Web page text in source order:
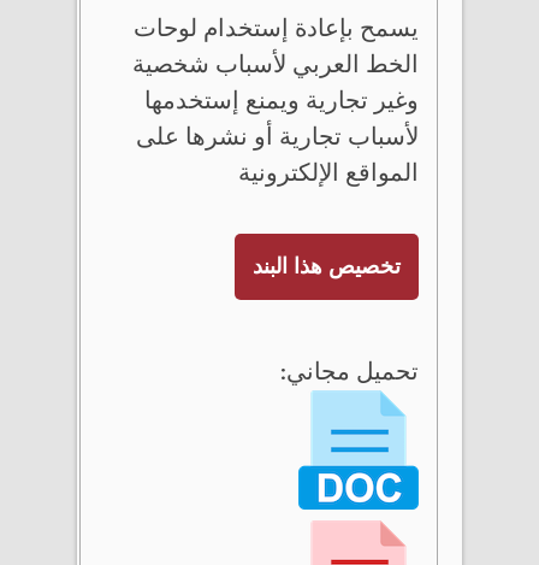
يسمح بإعادة إستخدام لوحات
الخط العربي لأسباب شخصية
وغير تجارية ويمنع إستخدمها
لأسباب تجارية أو نشرها على
المواقع الإلكترونية
تخصيص هذا البند
تحميل مجاني: